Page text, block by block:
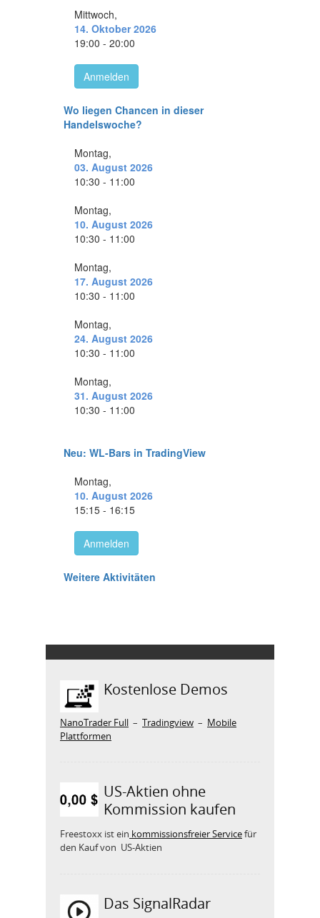
Kostenlose Demos
NanoTrader Full – Tradingview – Mobile
Plattformen
US-Aktien ohne
Kommission kaufen
Freestoxx ist ein kommissionsfreier Servicefür
den Kauf von US-Aktien
Das SignalRadar